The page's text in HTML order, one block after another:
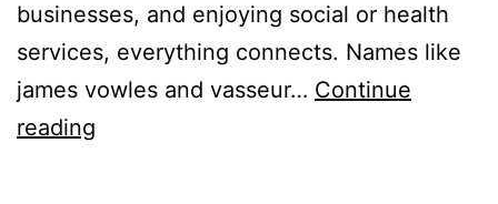
businesses, and enjoying social or health
services, everything connects. Names like
james vowles and vasseur… Continue
reading